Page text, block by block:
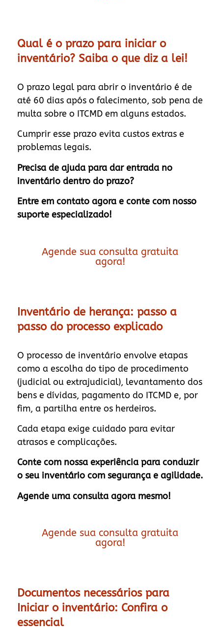
Qual é o prazo para iniciar o
inventário? Saiba o que diz a lei!
O prazo legal para abrir o inventário é de
até 60 dias após o falecimento, sob pena de
multa sobre o ITCMD em alguns estados.
Cumprir esse prazo evita custos extras e
problemas legais.
Precisa de ajuda para dar entrada no
inventário dentro do prazo?
Entre em contato agora e conte com nosso
suporte especializado!
Agende sua consulta gratuita
agora!
Inventário de herança: passo a
passo do processo explicado
O processo de inventário envolve etapas
como a escolha do tipo de procedimento
(judicial ou extrajudicial), levantamento dos
bens e dívidas, pagamento do ITCMD e, por
fim, a partilha entre os herdeiros.
Cada etapa exige cuidado para evitar
atrasos e complicações.
Conte com nossa experiência para conduzir
o seu inventário com segurança e agilidade.
Agende uma consulta agora mesmo!
Agende sua consulta gratuita
agora!
Documentos necessários para
Iniciar o inventário: Confira o
essencial